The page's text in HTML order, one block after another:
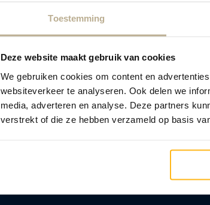
Toestemming
Deze website maakt gebruik van cookies
We gebruiken cookies om content en
websiteverkeer te analyseren. Ook delen we
media, adverteren en analyse. Deze partners
verstrekt of die ze hebben verzameld op basis